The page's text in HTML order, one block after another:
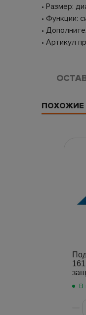
• Размер:
• Функции:
•
• Артикул
ПОХОЖИЕ
В